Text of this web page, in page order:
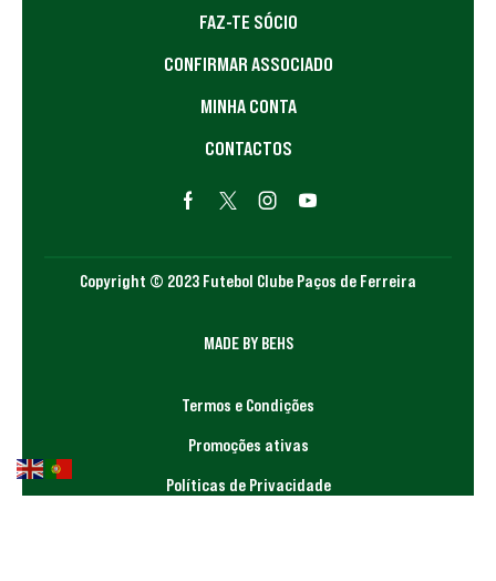
FAZ-TE SÓCIO
CONFIRMAR ASSOCIADO
MINHA CONTA
CONTACTOS
Copyright © 2023 Futebol Clube Paços de Ferreira
MADE BY BEHS
Termos e Condições
Promoções ativas
Políticas de Privacidade